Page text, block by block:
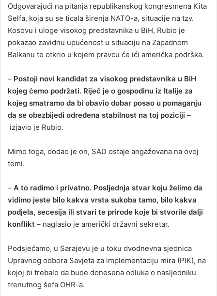
Odgovarajući na pitanja republikanskog kongresmena Kita
Selfa, koja su se ticala širenja NATO-a, situacije na tzv.
Kosovu i uloge visokog predstavnika u BiH, Rubio je
pokazao zavidnu upućenost u situaciju na Zapadnom
Balkanu te otkrio u kojem pravcu će ići američka podrška.
– Postoji novi kandidat za visokog predstavnika u BiH
kojeg ćemo podržati. Riječ je o gospodinu iz Italije za
kojeg smatramo da bi obavio dobar posao u pomaganju
da se obezbijedi određena stabilnost na toj poziciji –
izjavio je Rubio.
Mimo toga, dodao je on, SAD ostaje angažovana na ovoj
temi.
– A to radimo i privatno. Posljednja stvar koju želimo da
vidimo jeste bilo kakva vrsta sukoba tamo, bilo kakva
podjela, secesija ili stvari te prirode koje bi stvorile dalji
konflikt – naglasio je američki državni sekretar.
Podsjećamo, u Sarajevu je u toku dvodnevna sjednica
Upravnog odbora Savjeta za implementaciju mira (PIK), na
kojoj bi trebalo da bude donesena odluka o nasljedniku
trenutnog šefa OHR-a.